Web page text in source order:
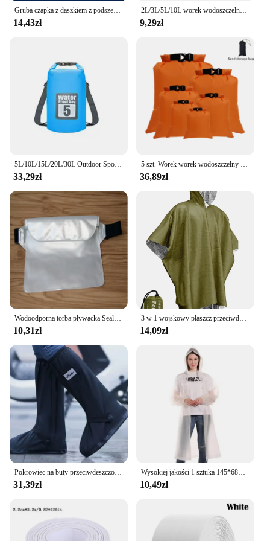
Gruba czapka z daszkiem z podszewką z polaru, zimowa ciepła czapka z dzianiny dla mężczyzn i kobiet, wiatroszczelna dzianinowa czapka z daszkiem na zimę na zewnątrz
14,43zł
2L/3L/5L/10L worek wodoszczelny Dry Bag opakowanie worek pływanie spływ kajakowy, rzeka, Trekking, pływający żeglarstwo kajakarstwo pływanie łodzią wodną torba
9,29zł
5L/10L/15L/20L/30L Outdoor Sport wodoodporna torba do przechowywania z PVC na kajak kajak rafting pływanie zestaw podróżny worek plecak
33,29zł
5 szt. Worek worek wodoszczelny Dry Bag 1.5/2.5/3/3.5/5/8L worek pływacki spływ kajakowy po rzece Trekking pływający żeglarstwo żeglarskie
36,89zł
10,31zł
3 w 1 wojskowy płaszcz przeciwdeszczowy na zewnątrz rękaw z kapturem wodoodporne poncho przeciwdeszczowe osłona przeciwdeszczowa motocyklowa Camping piesze wycieczki podróżna odzież przeciwdeszczowa namiot
14,09zł
31,39zł
Wysokiej jakości 1 sztuka 145*68CM EVA unisex płaszcz przeciwdeszczowy zagęszczony płaszcz przeciwdeszczowy kobiety wodoodporny mężczyzna czarny Camping wodoodporny kombinezon przeciwdeszczowy
10,49zł